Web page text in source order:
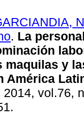
. La
maquilas y
América
2014, vol.76,